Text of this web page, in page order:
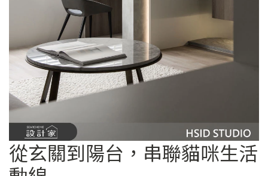
從玄關到陽台，串聯貓咪生活